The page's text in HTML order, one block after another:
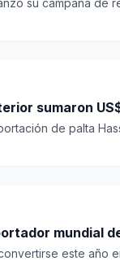
su campaña de
sumaron
de palta
mundial
este año